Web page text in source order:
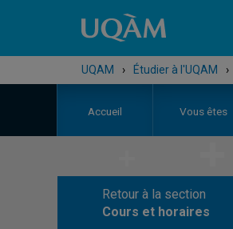
UQAM › Étudier à l'UQAM ›
Accueil Vous êtes
Retour à la section
Cours et horaires